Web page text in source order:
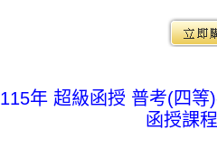
115年 超級函授 普考(四
函授課